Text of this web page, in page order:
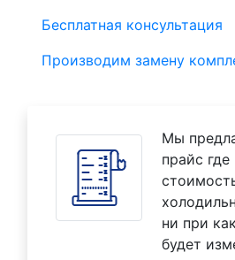
Бесплатная консультация
Производим замену
Мы
прайс где
ни при
будет